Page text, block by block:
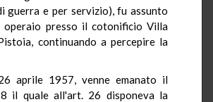
guerra e per servizio), fu assunto
operaio presso il cotonificio Villa
continuando a percepire la
aprile 1957, venne emanato il
il quale all'art. 26 disponeva la